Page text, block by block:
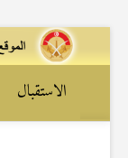
الاستقبال